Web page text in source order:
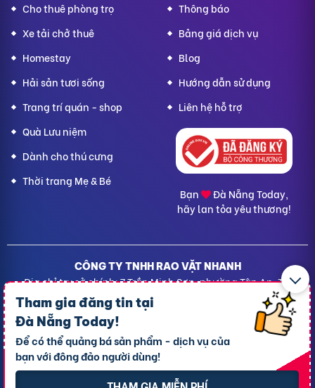
Tham gia đăng tin tại
Đà Nẵng Today!
Để có thể quảng bá sản phẩm - dịch vụ của
bạn với đông đảo người dùng!
Cho thuê phòng trọ
Xe tải chở thuê
Homestay
Hải sản tươi sống
Trang trí quán - shop
Quà Lưu niệm
Dành cho thú cưng
Thời trang Mẹ & Bé
Thông báo
Bảng giá dịch vụ
Blog
Hướng dẫn sử dụng
Liên hệ hỗ trợ
Bạn
Đà Nẵng Today,
hãy lan tỏa yêu thương!
CÔNG TY TNHH RAO VẶT NHANH
Địa chỉ trụ sở chính: 7 Trần Minh Sơn, phường Tân An, TP.
Cần Thơ
Giấy CNĐKDN: 1801717351 – Ngày cấp: 24/01/2022 - Cơ
quan cấp: Phòng Đăng ký kinh doanh – Sở kế hoạch và
Đầu tư TP. Cần Thơ
Liên hệ hỗ trợ- Hotline:
Quy chế hoạt động